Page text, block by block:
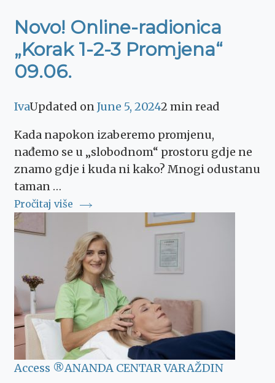
Novo! Online-radionica
„Korak 1-2-3 Promjena“
09.06.
IvaUpdated onJune 5, 20242 min read
Kada napokon izaberemo promjenu,
nađemo se u „slobodnom“ prostoru gdje ne
znamo gdje i kuda ni kako? Mnogi odustanu
taman …
Pročitaj više
Access ®ANANDA CENTAR VARAŽDIN